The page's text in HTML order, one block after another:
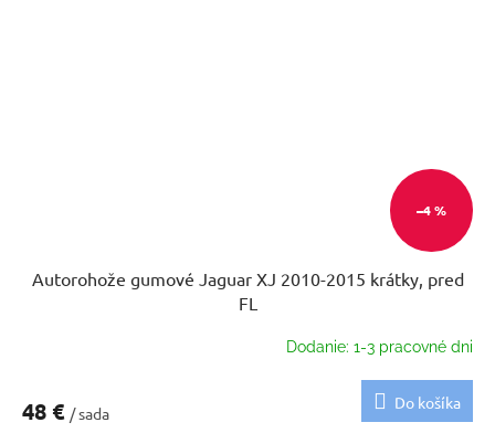
–4 %
Autorohože gumové Jaguar XJ 2010-2015 krátky, pred
FL
Dodanie: 1-3 pracovné dni
48 € / sada
Do košíka